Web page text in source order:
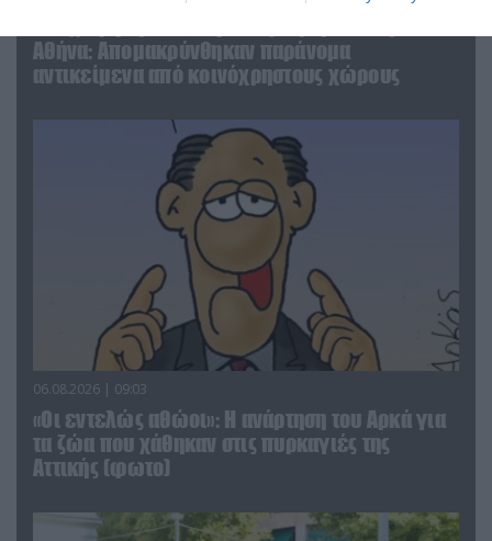
Αθήνα: Απομακρύνθηκαν παράνομα
αντικείμενα από κοινόχρηστους χώρους
06.08.2026 | 09:03
«Οι εντελώς αθώοι»: Η ανάρτηση του Αρκά για
τα ζώα που χάθηκαν στις πυρκαγιές της
Αττικής (φωτο)